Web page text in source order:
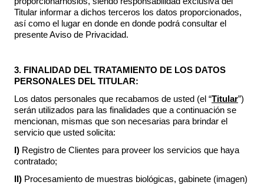
Titular informar a dichos terceros los datos proporcionados,
así como el lugar en donde en donde podrá consultar el
presente Aviso de Privacidad.
3. FINALIDAD DEL TRATAMIENTO DE LOS DATOS
PERSONALES DEL TITULAR:
Los datos personales que recabamos de usted (el “Titular”)
serán utilizados para las finalidades que a continuación se
mencionan, mismas que son necesarias para brindar el
servicio que usted solicita:
I) Registro de Clientes para proveer los servicios que haya
contratado;
II) Procesamiento de muestras biológicas, gabinete (imagen)